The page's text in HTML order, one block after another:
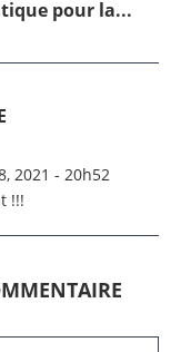
pour la...
2021 - 20h52
!!!